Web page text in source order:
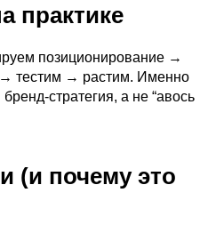
практике
позиционирование →
тестим → растим. Именно
стратегия, а не “авось
(и почему это